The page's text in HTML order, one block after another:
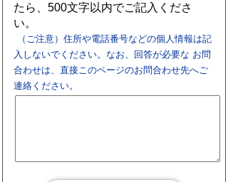
たら、500文字以内でご記入くださ
い。
（ご注意）住所や電話番号などの個人情報は記
入しないでください。なお、回答が必要な お問
合わせは、直接このページのお問合わせ先へご
連絡ください。